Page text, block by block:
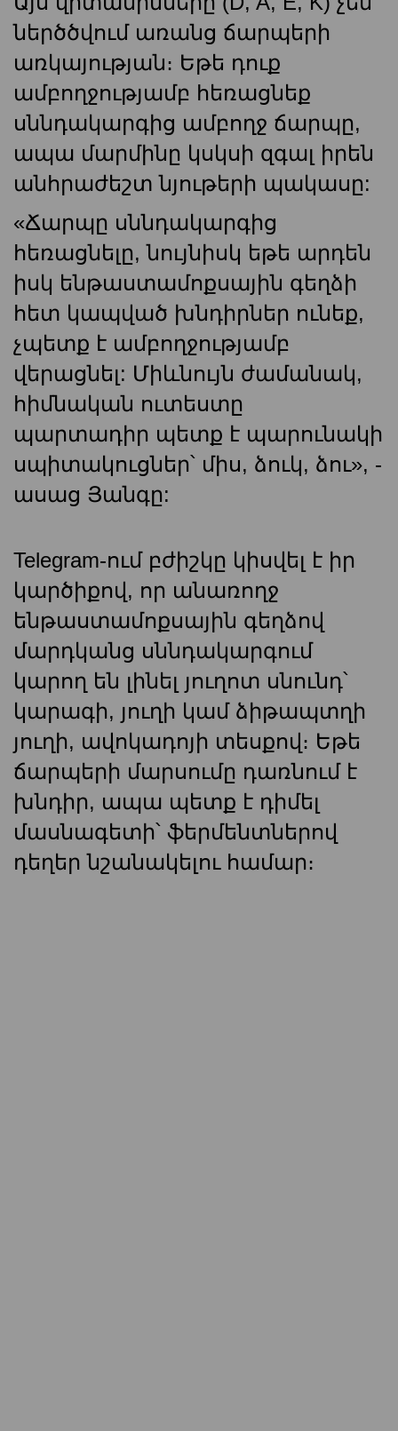
ներծծվում առանց ճարպերի
առկայության։ Եթե ​​դուք
ամբողջությամբ հեռացնեք
սննդակարգից ամբողջ ճարպը,
ապա մարմինը կսկսի զգալ իրեն
անհրաժեշտ նյութերի պակասը:
«Ճարպը սննդակարգից
հեռացնելը, նույնիսկ եթե արդեն
իսկ ենթաստամոքսային գեղձի
հետ կապված խնդիրներ ունեք,
չպետք է ամբողջությամբ
վերացնել: Միևնույն ժամանակ,
հիմնական ուտեստը
պարտադիր պետք է պարունակի
սպիտակուցներ՝ միս, ձուկ, ձու», -
ասաց Յանգը:
Telegram-ում բժիշկը կիսվել է իր
կարծիքով, որ անառողջ
ենթաստամոքսային գեղձով
մարդկանց սննդակարգում
կարող են լինել յուղոտ սնունդ՝
կարագի, յուղի կամ ձիթապտղի
յուղի, ավոկադոյի տեսքով։ Եթե ​​
ճարպերի մարսումը դառնում է
խնդիր, ապա պետք է դիմել
մասնագետի՝ ֆերմենտներով
դեղեր նշանակելու համար։